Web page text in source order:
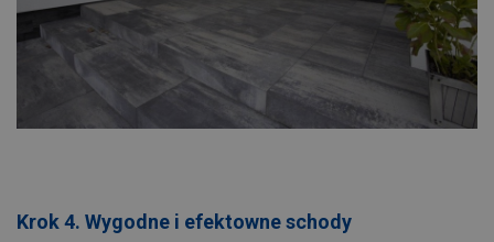
Krok 4. Wygodne i efektowne schody